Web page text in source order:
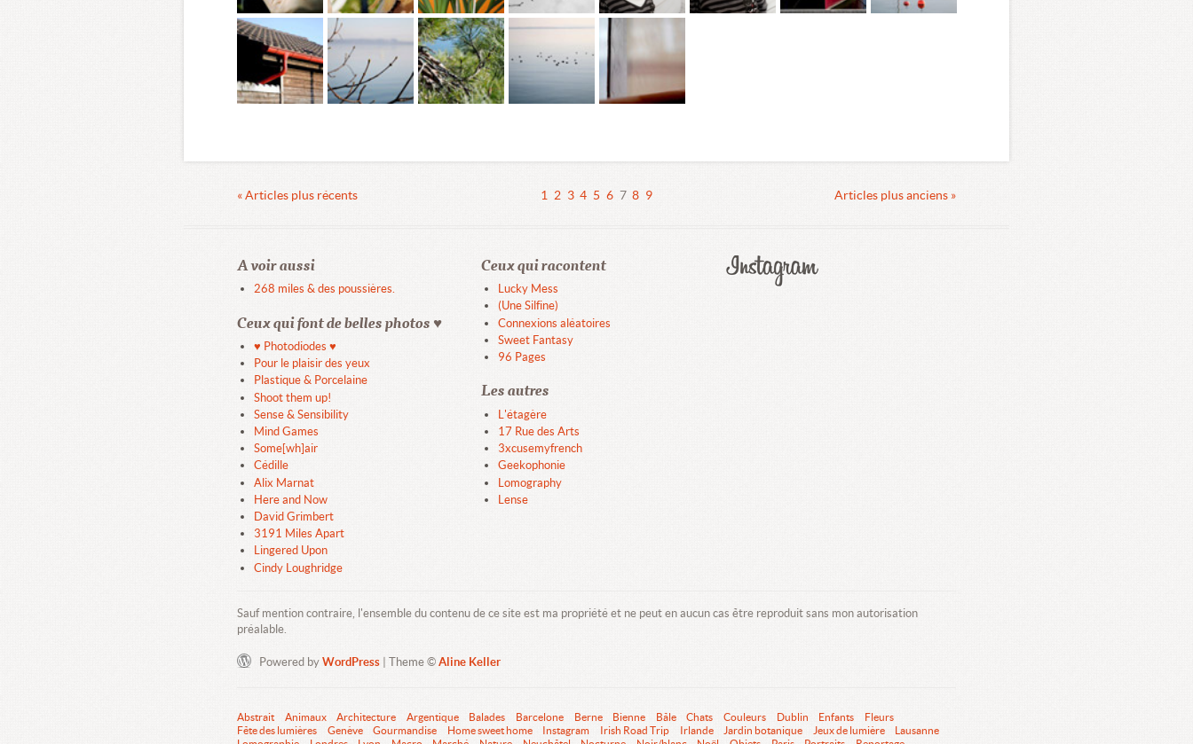
« Articles plus récents 1 2 3 4 5 6 7 8 9 Articles plus anciens »
A voir aussi
268 miles & des poussières.
Ceux qui font de belles photos ♥
♥ Photodiodes ♥
Pour le plaisir des yeux
Plastique & Porcelaine
Shoot them up!
Sense & Sensibility
Mind Games
Some[wh]air
Cédille
Alix Marnat
Here and Now
David Grimbert
3191 Miles Apart
Lingered Upon
Cindy Loughridge
Ceux qui racontent
Lucky Mess
(Une Silfine)
Connexions aléatoires
Sweet Fantasy
96 Pages
Les autres
L'étagère
17 Rue des Arts
3xcusemyfrench
Geekophonie
Lomography
Lense
Sauf mention contraire, l'ensemble du contenu de ce site est ma propriété et ne peut en aucun cas être reproduit sans mon autorisation
préalable.
Powered byWordPress | Theme ©Aline Keller
Abstrait Animaux Architecture Argentique Balades Barcelone Berne Bienne Bâle Chats Couleurs Dublin Enfants
Fleurs
Fête des lumières
Genève Gourmandise Home sweet home Instagram Irish Road Trip Irlande Jardin botanique Jeux de lumière
Lausanne